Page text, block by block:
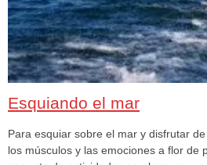
Esquiando el mar
Para esquiar sobre el mar y disfrutar
los músculos y las emociones a flor de